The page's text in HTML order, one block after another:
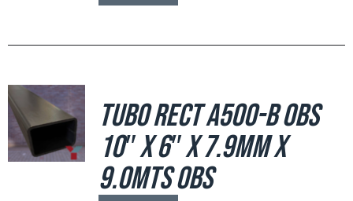
Tubo Rect A500-B OBS
10″ x 6″ x 7.9mm x
9.0mts OBS